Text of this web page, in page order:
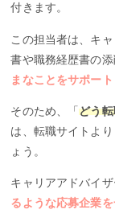
付きます。
この担当者は、キ
書や職務経歴書の
まなことをサポート
そのため、「どう
は、転職サイトよ
ょう。
キャリアアドバイザ
るような応募企業